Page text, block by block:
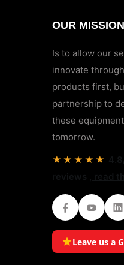
OUR MISSION
Is to allow our
innovate
products first,
partnership to
these
tomorrow.
★★★★★
Facebook
Leave us a